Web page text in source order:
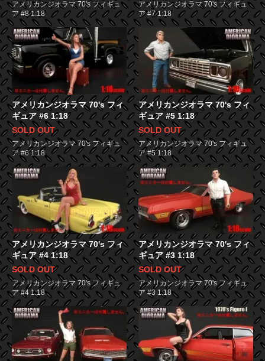
アメリカンジオラマ 70's フィギュ
ア #8 1:18
アメリカンジオラマ 70's フィギュ
ア #7 1:18
アメリカンジオラマ 70's フィ
ギュア #6 1:18
SOLD OUT
アメリカンジオラマ 70's フィギュ
ア #6 1:18
アメリカンジオラマ 70's フィ
ギュア #5 1:18
SOLD OUT
アメリカンジオラマ 70's フィギュ
ア #5 1:18
アメリカンジオラマ 70's フィ
ギュア #4 1:18
SOLD OUT
アメリカンジオラマ 70's フィギュ
ア #4 1:18
アメリカンジオラマ 70's フィ
ギュア #3 1:18
SOLD OUT
アメリカンジオラマ 70's フィギュ
ア #3 1:18